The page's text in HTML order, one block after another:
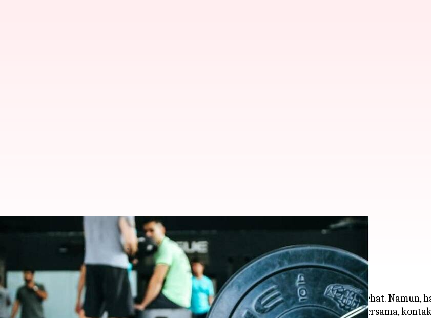
Infeksi kulit yang harus diwaspadai di gym
Taufiq Al Jufri Jul 31, 2023 12:27 pm
Apa ceritanya
Pergi ke gym secara teratur adalah cara yang sangat baik untuk tetap bugar dan sehat. Namun,
berbagai infeksi kulit yang disebabkan oleh keringat, peralatan yang digunakan bersama,